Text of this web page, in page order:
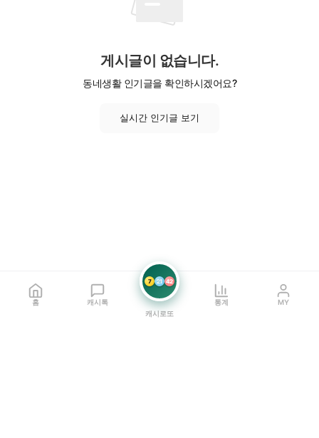
게시글이 없습니다.
동네생활 인기글을 확인하시겠어요?
실시간 인기글 보기
홈 캐시톡
7 21 42
캐시로또
통계 MY